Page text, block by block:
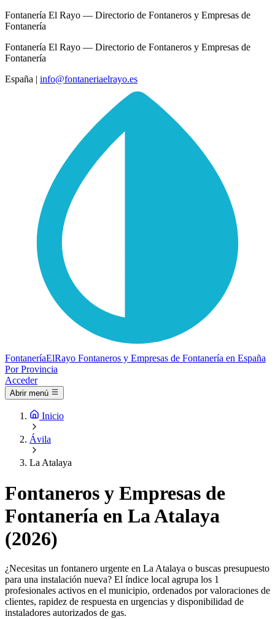
Fontanería El Rayo — Directorio de Fontaneros y Empresas de
Fontanería
Fontanería El Rayo — Directorio de Fontaneros y Empresas de
Fontanería
España | info@fontaneriaelrayo.es
FontaneríaElRayo Fontaneros y Empresas de Fontanería en España
Por Provincia
Acceder
Abrir menú
Inicio
Ávila
La Atalaya
Fontaneros y Empresas de
Fontanería en La Atalaya
(2026)
¿Necesitas un fontanero urgente en La Atalaya o buscas presupuesto
para una instalación nueva? El índice local agrupa los 1
profesionales activos en el municipio, ordenados por valoraciones de
clientes, rapidez de respuesta en urgencias y disponibilidad de
instaladores autorizados de gas.